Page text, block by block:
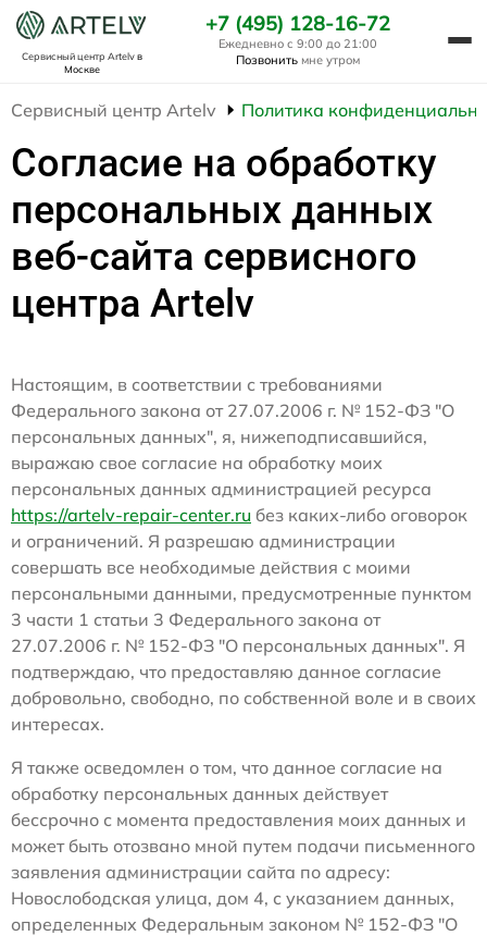
Сервисный центр Artelvв
Москве
+7 (495) 128-16-72
Ежедневно с 9:00 до 21:00
Позвонить мне утром
Сервисный центр Artelv Политика
Согласие на обработку
персональных данных
веб-сайта сервисного
центра Artelv
Настоящим, в соответствии с требованиями
Федерального закона от 27.07.2006 г. № 152-ФЗ "О
персональных данных", я, нижеподписавшийся,
выражаю свое согласие на обработку моих
персональных данных администрацией ресурса
https://artelv-repair-center.ru без каких-либо оговорок
и ограничений. Я разрешаю администрации
совершать все необходимые действия с моими
персональными данными, предусмотренные пунктом
3 части 1 статьи 3 Федерального закона от
27.07.2006 г. № 152-ФЗ "О персональных данных". Я
подтверждаю, что предоставляю данное согласие
добровольно, свободно, по собственной воле и в своих
интересах.
Я также осведомлен о том, что данное согласие на
обработку персональных данных действует
бессрочно с момента предоставления моих данных и
может быть отозвано мной путем подачи письменного
заявления администрации сайта по адресу:
Новослободская улица, дом 4, с указанием данных,
определенных Федеральным законом № 152-ФЗ "О